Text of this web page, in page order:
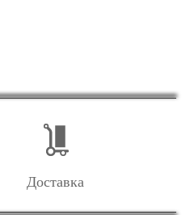
Доставка